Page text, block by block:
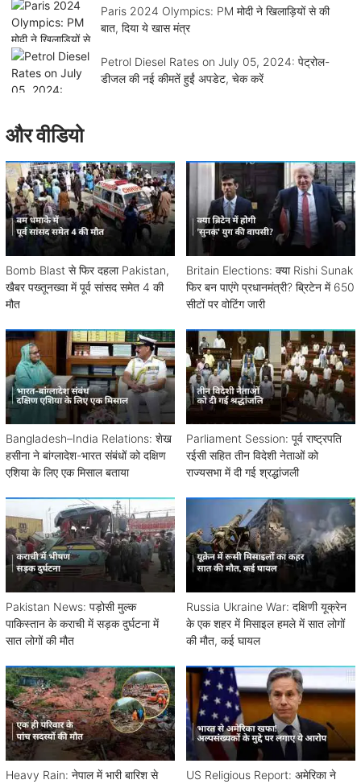
Paris 2024 Olympics: PM मोदी ने खिलाड़ियों से की
बात, दिया ये खास मंत्र
Petrol Diesel Rates on July 05, 2024: पेट्रोल-
डीजल की नई कीमतें हुईं अपडेट, चेक करें
और वीडियो
Bomb Blast से फिर दहला Pakistan,
खैबर पख्तूनख्वा में पूर्व सांसद समेत 4 की
मौत
Britain Elections: क्या Rishi Sunak
फिर बन पाएंगे प्रधानमंत्री? ब्रिटेन में 650
सीटों पर वोटिंग जारी
Bangladesh–India Relations: शेख
हसीना ने बांग्लादेश-भारत संबंधों को दक्षिण
एशिया के लिए एक मिसाल बताया
Parliament Session: पूर्व राष्ट्रपति
रईसी सहित तीन विदेशी नेताओं को
राज्यसभा में दी गई श्रद्धांजली
Pakistan News: पड़ोसी मुल्क
पाकिस्तान के कराची में सड़क दुर्घटना में
सात लोगों की मौत
Russia Ukraine War: दक्षिणी यूक्रेन
के एक शहर में मिसाइल हमले में सात लोगों
की मौत, कई घायल
Heavy Rain: नेपाल में भारी बारिश से
US Religious Report: अमेरिका ने